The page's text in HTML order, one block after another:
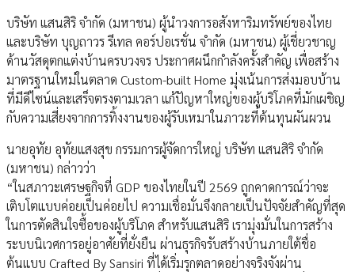
บริษัท แสนสิริ จำกัด (มหาชน) ผู้นำวงการอสังหาริมทรัพย์ของไทย
และบริษัท บุญถาวร รีเทล คอร์ปอเรชั่น จำกัด (มหาชน) ผู้เชี่ยวชาญ
ด้านวัสดุตกแต่งบ้านครบวงจร ประกาศผนึกกำลังครั้งสำคัญ เพื่อสร้าง
มาตรฐานใหม่ในตลาด Custom-built Home มุ่งเน้นการส่งมอบบ้าน
ที่มีดีไซน์และเสร็จตรงตามเวลา แก้ปัญหาใหญ่ของผู้บริโภคที่มักเผชิญ
กับความเสี่ยงจากการทิ้งงานของผู้รับเหมาในภาวะที่ต้นทุนผันผวน
นายอุทัย อุทัยแสงสุข กรรมการผู้จัดการใหญ่ บริษัท แสนสิริ จำกัด
(มหาชน) กล่าวว่า
“ในสภาวะเศรษฐกิจที่ GDP ของไทยในปี 2569 ถูกคาดการณ์ว่าจะ
เติบโตแบบค่อยเป็นค่อยไป ความเชื่อมั่นจึงกลายเป็นปัจจัยสำคัญที่สุด
ในการตัดสินใจซื้อของผู้บริโภค สำหรับแสนสิริ เรามุ่งมั่นในการสร้าง
ระบบนิเวศการอยู่อาศัยที่ยั่งยืน ผ่านธุรกิจรับสร้างบ้านภายใต้ชื่อ
ต้นแบบ Crafted By Sansiri ที่ได้เริ่มรุกตลาดอย่างจริงจังผ่าน